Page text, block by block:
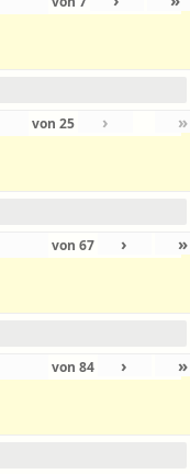
von25 › »
von 67 › »
von 84 › »